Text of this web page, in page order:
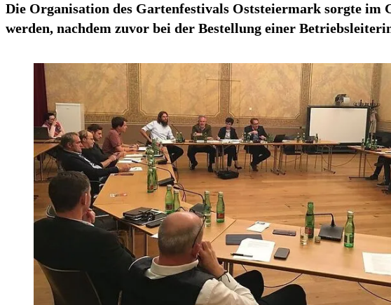
Die Organisation des Gartenfestivals Oststeiermark sorgte
werden, nachdem zuvor bei der Bestellung einer